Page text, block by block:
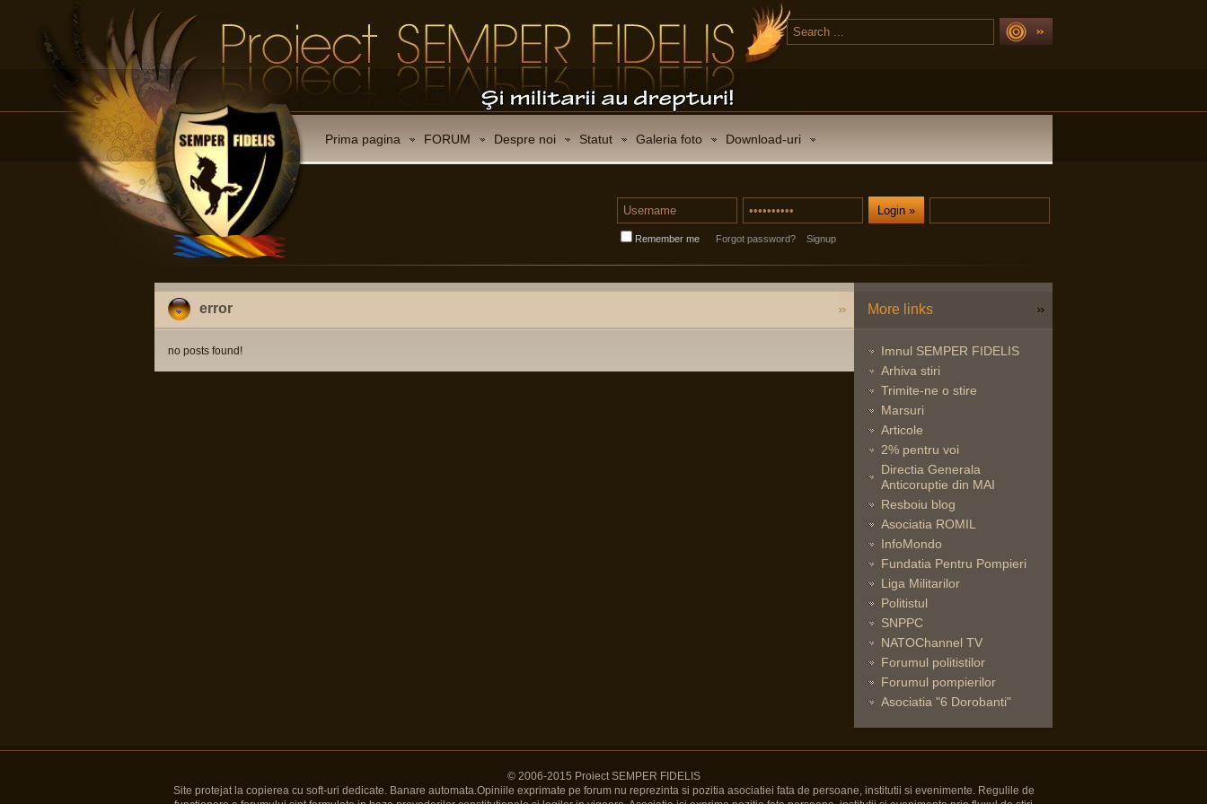
Prima pagina FORUM Despre noi Statut Galeria foto Download-uri
Remember me Forgot password? Signup
error
no posts found!
More links
Imnul SEMPER FIDELIS
Arhiva stiri
Trimite-ne o stire
Marsuri
Articole
2% pentru voi
Directia Generala
Anticoruptie din MAI
Resboiu blog
Asociatia ROMIL
InfoMondo
Fundatia Pentru Pompieri
Liga Militarilor
Politistul
SNPPC
NATOChannel TV
Forumul politistilor
Forumul pompierilor
Asociatia "6 Dorobanti"
© 2006-2015 Proiect SEMPER FIDELIS
Site protejat la copierea cu soft-uri dedicate. Banare automata.Opiniile exprimate pe forum nu reprezinta si pozitia asociatiei fata de persoane, institutii si evenimente. Regulile de